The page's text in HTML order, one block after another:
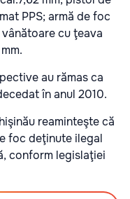
PPS; armă de foc
cu ţeava
au rămas ca
în anul 2010.
reaminteşte că
foc deţinute ilegal
conform legislaţiei